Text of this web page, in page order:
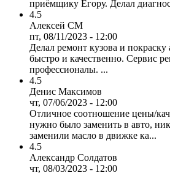
приёмщику Егору. Делал
4.5
Алексей СМ
пт, 08/11/2023 - 12:00
Делал ремонт кузова и
быстро и качественно. Сервис
профессионалы. ...
4.5
Денис Максимов
чт, 07/06/2023 - 12:00
Отличное соотношение цены/
нужно было заменить в авто,
заменили масло в движке ка...
4.5
Александр Солдатов
чт, 08/03/2023 - 12:00